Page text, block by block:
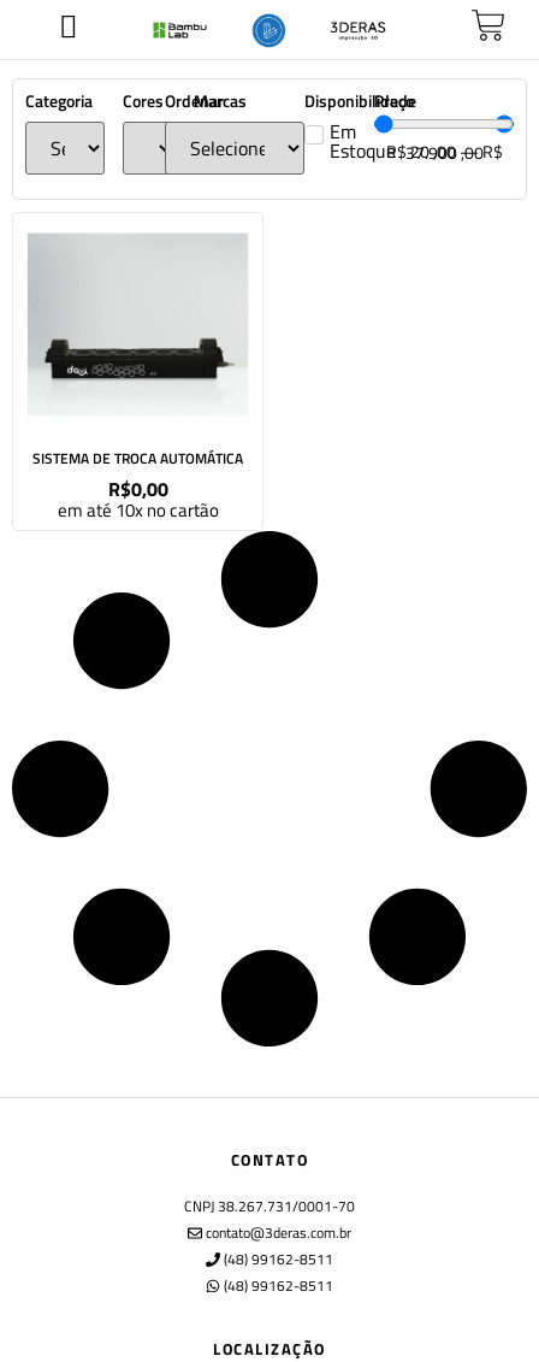
Categoria Cores Marcas
Ordenar Disponibilidade
Em
Estoque
Preço
R$20,00—R$
37.900,00
SISTEMA DE TROCA AUTOMÁTICA
R$0,00
em até 10x no cartão
CONTATO
CNPJ 38.267.731/0001-70
contato@3deras.com.br
(48) 99162-8511
(48) 99162-8511
LOCALIZAÇÃO